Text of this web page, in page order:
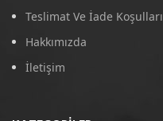
Teslimat Ve İade Koşulları
Hakkımızda
İletişim